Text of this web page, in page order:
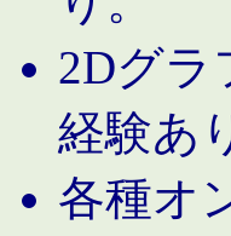
2Dグラ
経験あ
各種オ